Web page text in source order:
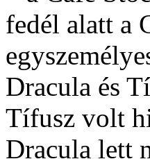
fedél alatt a
Dracula és
Tífusz volt
Dracula lett